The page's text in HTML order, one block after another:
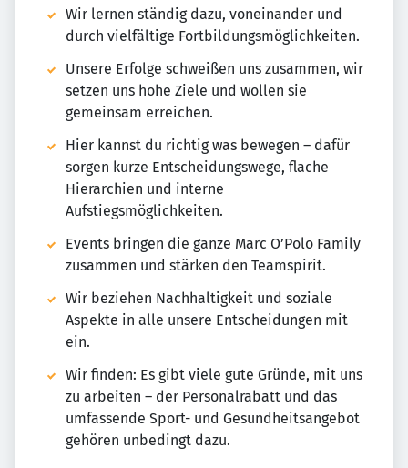
Wir lernen ständig dazu, voneinander und
durch vielfältige Fortbildungsmöglichkeiten.
Unsere Erfolge schweißen uns zusammen, wir
setzen uns hohe Ziele und wollen sie
gemeinsam erreichen.
Hier kannst du richtig was bewegen – dafür
sorgen kurze Entscheidungswege, flache
Hierarchien und interne
Aufstiegsmöglichkeiten.
Events bringen die ganze Marc O’Polo Family
zusammen und stärken den Teamspirit.
Wir beziehen Nachhaltigkeit und soziale
Aspekte in alle unsere Entscheidungen mit
ein.
Wir finden: Es gibt viele gute Gründe, mit uns
zu arbeiten – der Personalrabatt und das
umfassende Sport- und Gesundheitsangebot
gehören unbedingt dazu.